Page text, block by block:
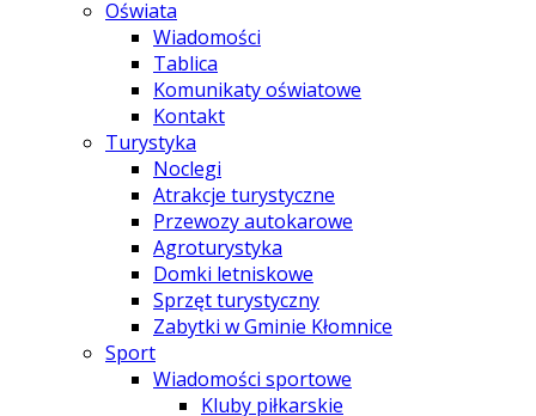
Oświata
Wiadomości
Tablica
Komunikaty oświatowe
Kontakt
Turystyka
Noclegi
Atrakcje turystyczne
Przewozy autokarowe
Agroturystyka
Domki letniskowe
Sprzęt turystyczny
Zabytki w Gminie Kłomnice
Sport
Wiadomości sportowe
Kluby piłkarskie